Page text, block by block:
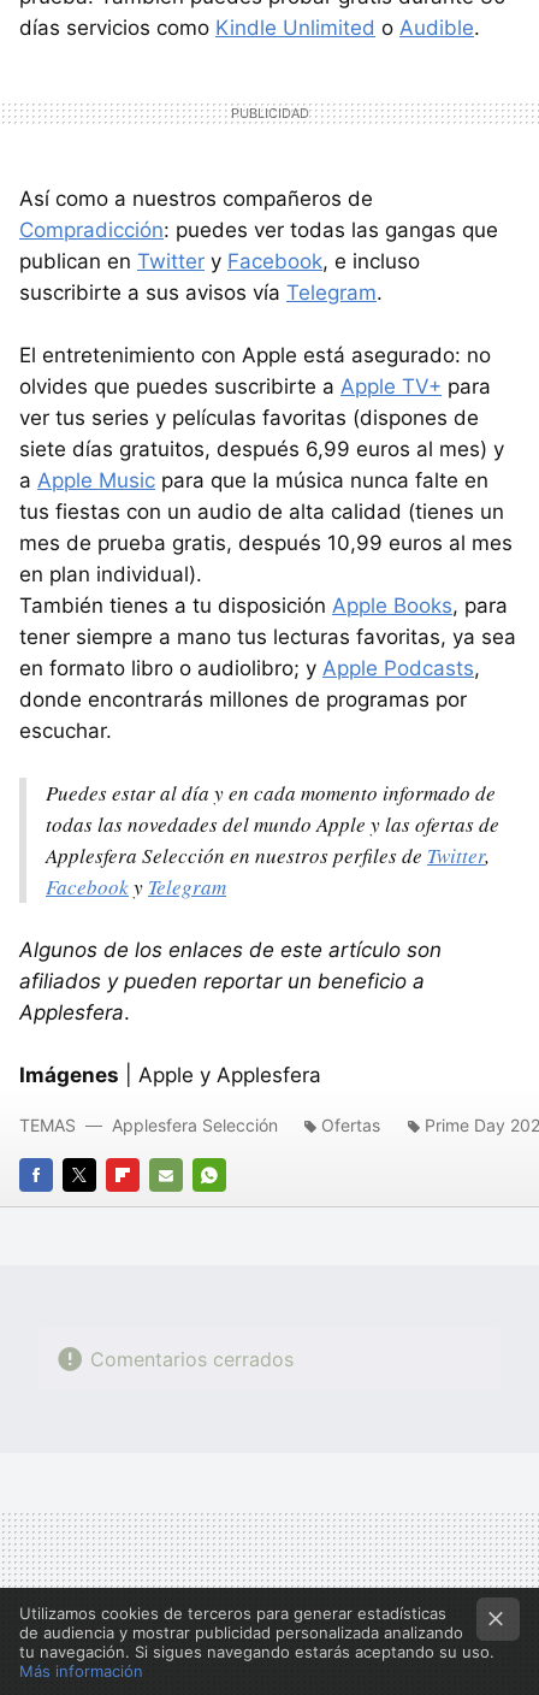
días servicios como Kindle Unlimited o Audible.
Así como a nuestros compañeros de
Compradicción: puedes ver todas las gangas que
publican en Twitter y Facebook, e incluso
suscribirte a sus avisos vía Telegram.
El entretenimiento con Apple está asegurado: no
olvides que puedes suscribirte a Apple TV+ para
ver tus series y películas favoritas (dispones de
siete días gratuitos, después 6,99 euros al mes) y
a Apple Music para que la música nunca falte en
tus fiestas con un audio de alta calidad (tienes un
mes de prueba gratis, después 10,99 euros al mes
en plan individual).
También tienes a tu disposición Apple Books, para
tener siempre a mano tus lecturas favoritas, ya sea
en formato libro o audiolibro; y Apple Podcasts,
donde encontrarás millones de programas por
escuchar.
Puedes estar al día y en cada momento informado de
todas las novedades del mundo Apple y las ofertas de
Applesfera Selección en nuestros perfiles de Twitter,
Facebooky Telegram
Algunos de los enlaces de este artículo son
afiliados y pueden reportar un beneficio a
Applesfera.
Imágenes | Apple y Applesfera
FACEBOOK
TWITTERFLIPBOARD
E-
WHATSAPP
TEMAS Applesfera Selección Ofertas Prime Day
Comentarios cerrados
Utilizamos cookies de terceros para generar estadísticas
de audiencia y mostrar publicidad personalizada analizando
tu navegación. Si sigues navegando estarás aceptando su uso.
Más información